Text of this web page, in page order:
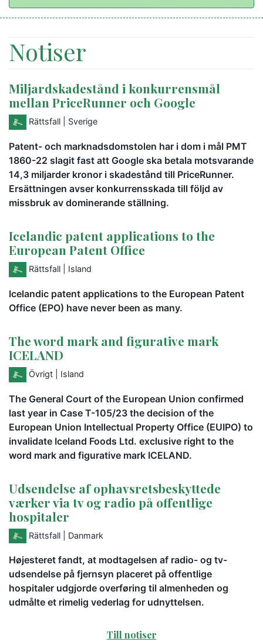
Notiser
Miljardskadestånd i konkurrensmål
mellan PriceRunner och Google
Rättsfall | Sverige
Patent- och marknadsdomstolen har i dom i mål PMT
1860-22 slagit fast att Google ska betala motsvarande
14,3 miljarder kronor i skadestånd till PriceRunner.
Ersättningen avser konkurrensskada till följd av
missbruk av dominerande ställning.
Icelandic patent applications to the
European Patent Office
Rättsfall | Island
Icelandic patent applications to the European Patent
Office (EPO) have never been as many.
The word mark and figurative mark
ICELAND
Övrigt | Island
The General Court of the European Union confirmed
last year in Case T-105/23 the decision of the
European Union Intellectual Property Office (EUIPO) to
invalidate Iceland Foods Ltd. exclusive right to the
word mark and figurative mark ICELAND.
Udsendelse af ophavsretsbeskyttede
værker via tv og radio på offentlige
hospitaler
Rättsfall | Danmark
Højesteret fandt, at modtagelsen af radio- og tv-
udsendelse på fjernsyn placeret på offentlige
hospitaler udgjorde overføring til almenheden og
udmålte et rimelig vederlag for udnyttelsen.
Till notiser